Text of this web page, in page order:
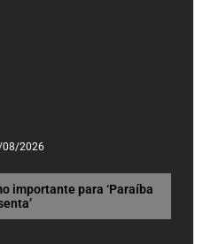
2026
importante para ‘Paraíba